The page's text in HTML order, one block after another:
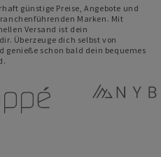
günstige Preise, Angebote und
Marken. Mit
Versand ist dein
Überzeuge dich selbst von
genieße schon bald dein bequemes